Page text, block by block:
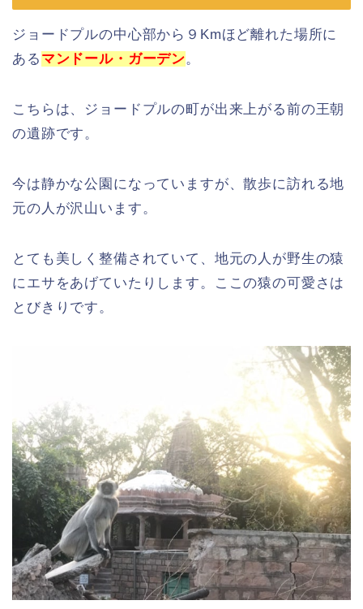
ジョードプルの中心部から９Kmほど離れた場所に
ある マンドール・ガーデン。
こちらは、ジョードプルの町が出来上がる前の王朝
の遺跡です。
今は静かな公園になっていますが、散歩に訪れる地
元の人が沢山います。
とても美しく整備されていて、地元の人が野生の猿
にエサをあげていたりします。ここの猿の可愛さは
とびきりです。